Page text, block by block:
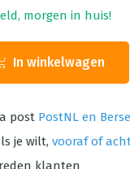
morgen in huis!
In winkelwagen
post PostNL en
je wilt, vooraf of
klanten